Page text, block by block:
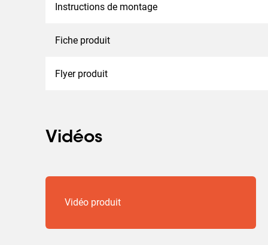
Instructions de montage
Fiche produit
Flyer produit
Vidéos
Vidéo produit